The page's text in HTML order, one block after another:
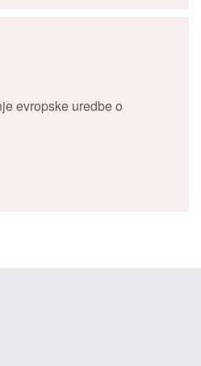
evropske uredbe o